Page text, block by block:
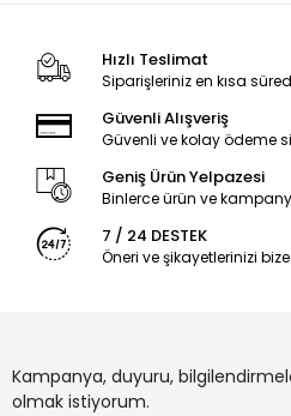
Hızlı Teslimat
Siparişleriniz en kısa
Güvenli Alışveriş
Güvenli ve kolay ödeme
Geniş Ürün Yelpazesi
Binlerce ürün ve
7 / 24 DESTEK
Öneri ve şikayetlerinizi
Kampanya, duyuru,
olmak istiyorum.